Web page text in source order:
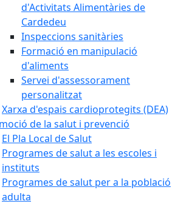
d'Activitats Alimentàries de
Cardedeu
Inspeccions sanitàries
Formació en manipulació
d'aliments
Servei d'assessorament
personalitzat
Xarxa d'espais cardioprotegits (DEA)
de la salut i prevenció
El Pla Local de Salut
Programes de salut a les escoles i
instituts
Programes de salut per a la població
adulta